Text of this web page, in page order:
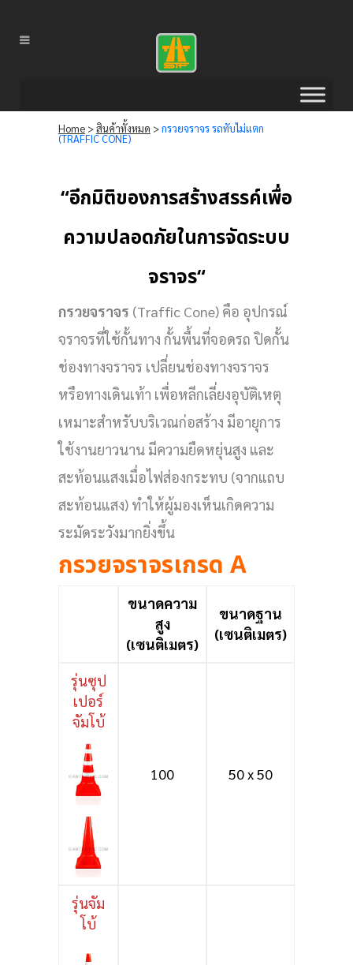
Home >สินค้าทั้งหมด >กรวยจราจร รถทับไม่แตก
(TRAFFIC CONE)
“อีกมิติของการสร้างสรรค์เพื่อ
ความปลอดภัยในการจัดระบบ
จราจร“
กรวยจราจร (Traffic Cone) คือ อุปกรณ์
จราจรที่ใช้กั้นทาง กั้นพื้นที่จอดรถ ปิดกั้น
ช่องทางจราจร เปลี่ยนช่องทางจราจร
หรือทางเดินเท้า เพื่อหลีกเลี่ยงอุบัติเหตุ
เหมาะสำหรับบริเวณก่อสร้าง มีอายุการ
ใช้งานยาวนาน มีความยืดหยุ่นสูง และ
สะท้อนแสงเมื่อไฟส่องกระทบ (จากแถบ
สะท้อนแสง) ทำให้ผู้มองเห็นเกิดความ
ระมัดระวังมากยิ่งขึ้น
กรวยจราจรเกรด A
ขนาดความ
สูง
(เซนติเมตร)
ขนาดฐาน
(เซนติเมตร)
รุ่นซุป
เปอร์
จัมโบ้
100 50 x 50
รุ่นจัม
โบ้